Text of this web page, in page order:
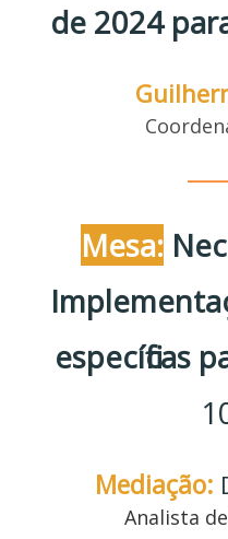
de 2024
Mes a:
específicas
Mediação:
Analista